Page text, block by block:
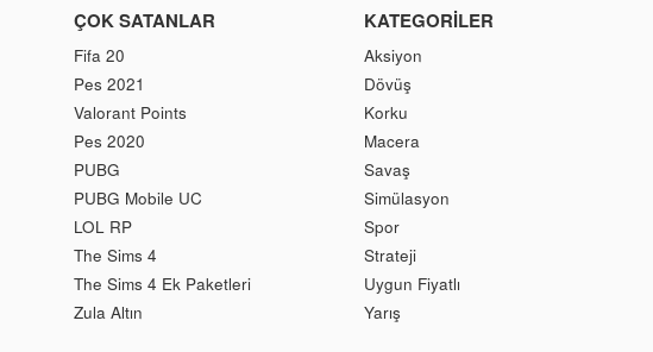
ÇOK SATANLAR
Fifa 20
Pes 2021
Valorant Points
Pes 2020
PUBG
PUBG Mobile UC
LOL RP
The Sims 4
The Sims 4 Ek Paketleri
Zula Altın
KATEGORILER
Aksiyon
Dövüş
Korku
Macera
Savaş
Simülasyon
Spor
Strateji
Uygun Fiyatlı
Yarış